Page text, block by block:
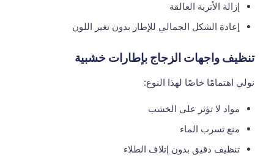
إزالة الأتربة العالقة
إعادة الشكل الجمالي للإطار بدون تغير اللون
تنظيف واجهات الزجاج بإطارات خشبية
نولي اهتمامًا خاصًا لهذا النوع:
مواد لا تؤثر على الخشب
منع تسرب الماء
تنظيف دقيق بدون إتلاف الطلاء